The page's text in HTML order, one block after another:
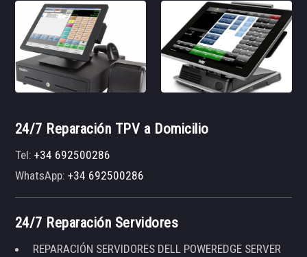
24/7 Reparación TPV a Domicilio
Tel:+34 692500286
WhatsApp:+34 692500286
24/7 Reparación Servidores
REPARACIÓN SERVIDORES DELL POWEREDGE SERVER